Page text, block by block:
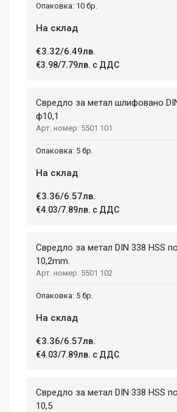
10 бр.
На склад
€3.32/6.49лв.
€3.98/7.79лв. с ДДС
Свредло за метал шлифовано
ф10,1
5501 101
5 бр.
На склад
€3.36/6.57лв.
€4.03/7.89лв. с ДДС
Свредло за метал DIN 338 HSS
10,2mm.
5501 102
5 бр.
На склад
€3.36/6.57лв.
€4.03/7.89лв. с ДДС
Свредло за метал DIN 338 HSS
10,5